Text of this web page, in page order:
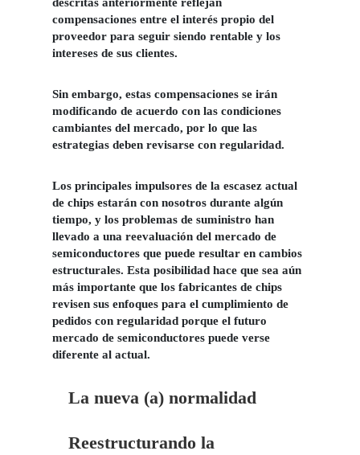
compensaciones entre el interés propio del
proveedor para seguir siendo rentable y los
intereses de sus clientes.
Sin embargo, estas compensaciones se irán
modificando de acuerdo con las condiciones
cambiantes del mercado, por lo que las
estrategias deben revisarse con regularidad.
Los principales impulsores de la escasez actual
de chips estarán con nosotros durante algún
tiempo, y los problemas de suministro han
llevado a una reevaluación del mercado de
semiconductores que puede resultar en cambios
estructurales. Esta posibilidad hace que sea aún
más importante que los fabricantes de chips
revisen sus enfoques para el cumplimiento de
pedidos con regularidad porque el futuro
mercado de semiconductores puede verse
diferente al actual.
La nueva (a) normalidad
Reestructurando la